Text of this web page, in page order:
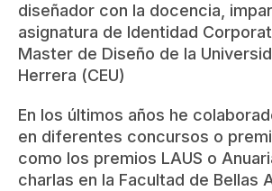
diseñador con la docencia,
asignatura de Identidad
Master de Diseño de la
Herrera (CEU)
En los últimos años he
en diferentes concursos o
como los premios LAUS o
charlas en la Facultad de Bellas